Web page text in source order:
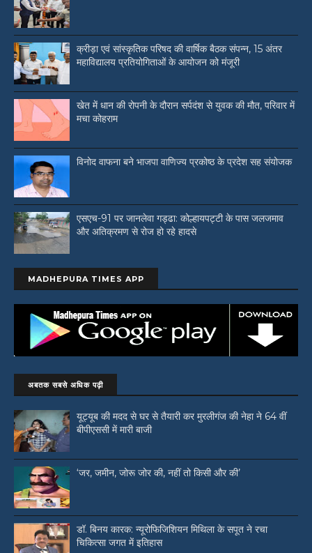
क्रीड़ा एवं सांस्कृतिक परिषद की वार्षिक बैठक संपन्न, 15 अंतर
महाविद्यालय प्रतियोगिताओं के आयोजन को मंजूरी
खेत में धान की रोपनी के दौरान सर्पदंश से युवक की मौत, परिवार में
मचा कोहराम
विनोद वाफना बने भाजपा वाणिज्य प्रकोष्ठ के प्रदेश सह संयोजक
एसएच-91 पर जानलेवा गड्ढा: कोल्हायपट्टी के पास जलजमाव
और अतिक्रमण से रोज हो रहे हादसे
MADHEPURA TIMES APP
अबतक सबसे अधिक पढ़ी
यूट्यूब की मदद से घर से तैयारी कर मुरलीगंज की नेहा ने 64 वीं
बीपीएससी में मारी बाजी
‘जर, जमीन, जोरू जोर की, नहीं तो किसी और की’
डॉ. बिनय कारक: न्यूरोफिजिशियन मिथिला के सपूत ने रचा
चिकित्सा जगत में इतिहास